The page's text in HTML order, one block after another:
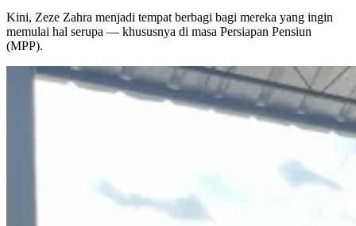
Kini, Zeze Zahra menjadi tempat berbagi bagi mereka yang ingin
memulai hal serupa — khususnya di masa Persiapan Pensiun
(MPP).